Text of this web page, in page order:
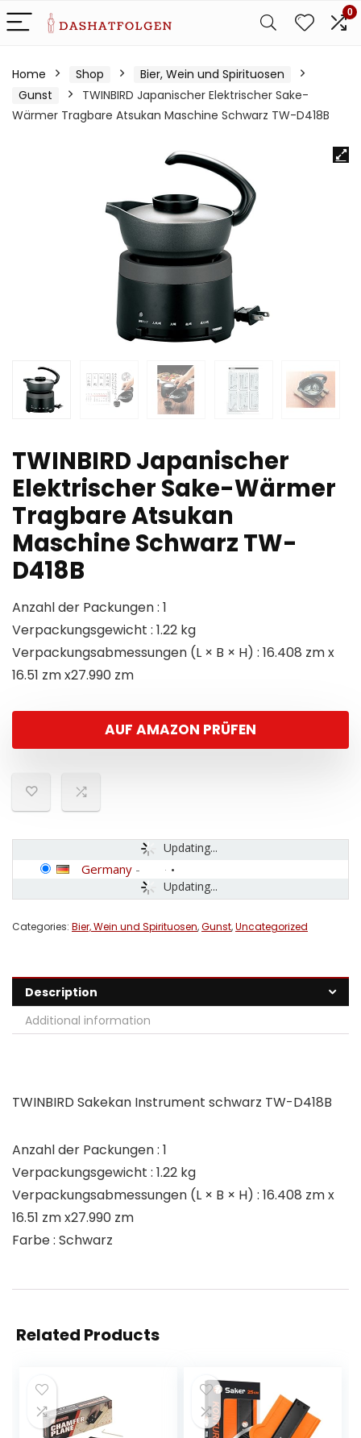
0
Home Shop
Bier, Wein und Spirituosen
Gunst
TWINBIRD Japanischer Elektrischer Sake-
Wärmer Tragbare Atsukan Maschine Schwarz TW-D418B
TWINBIRD Japanischer
Elektrischer Sake-Wärmer
Tragbare Atsukan
Maschine Schwarz TW-
D418B
Anzahl der Packungen : 1
Verpackungsgewicht : 1.22 kg
Verpackungsabmessungen (L × B × H) : 16.408 zm x
16.51 zm x27.990 zm
AUF AMAZON PRÜFEN
Updating...
Updating...
Germany -
Categories: Bier, Wein und Spirituosen,Gunst,Uncategorized
Description
Additional information
TWINBIRD Sakekan Instrument schwarz TW-D418B
Anzahl der Packungen : 1
Verpackungsgewicht : 1.22 kg
Verpackungsabmessungen (L × B × H) : 16.408 zm x
16.51 zm x27.990 zm
Farbe : Schwarz
Related Products